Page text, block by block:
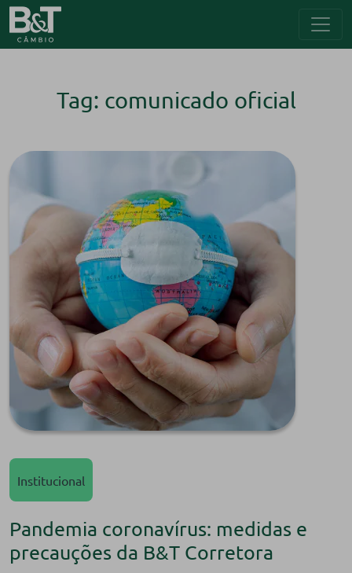
Tag: comunicado oficial
Institucional
Pandemia coronavírus: medidas e
precauções da B&T Corretora ⠀